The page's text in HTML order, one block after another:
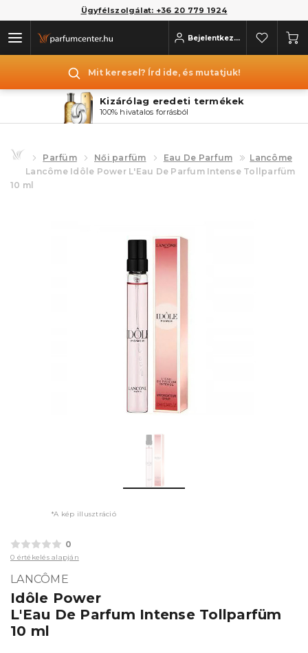
Ügyfélszolgálat: +36 20 779 1924
Bejelentkezés
Mit keresel? Írd ide, és mutatjuk!
Kizárólag eredeti termékek
100% hivatalos forrásból
Parfüm Női parfüm Eau De Parfum
Lancôme
Lancôme Idôle Power L'Eau De Parfum Intense Tollparfüm
10 ml
*A kép illusztráció
0
0 értékelés alapján
LANCÔME
Idôle Power
L'Eau De Parfum Intense Tollparfüm
10 ml